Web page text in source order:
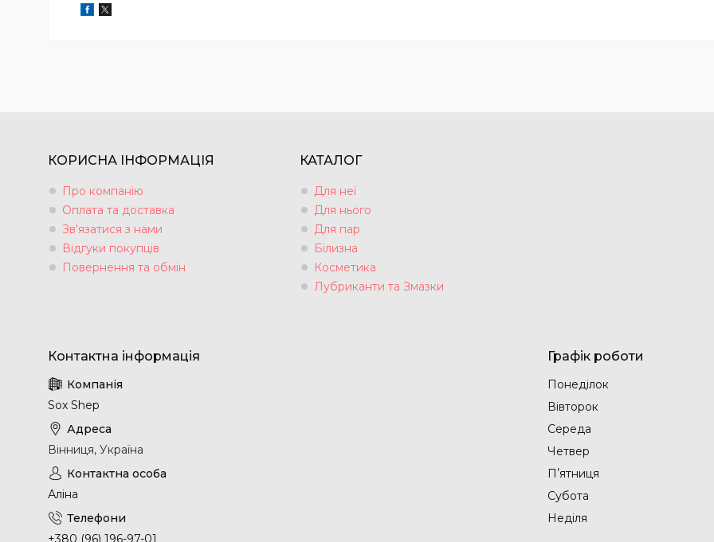
КОРИСНА ІНФОРМАЦІЯ
Про компанію
Оплата та доставка
Зв'язатися з нами
Відгуки покупців
Повернення та обмін
КАТАЛОГ
Для неї
Для нього
Для пар
Білизна
Косметика
Лубриканти та Змазки
Sox Shep
Вінниця, Україна
Аліна
+380 (96) 196-97-01
Графік роботи
Понеділок
Вівторок
Середа
Четвер
Пʼятниця
Субота
Неділя